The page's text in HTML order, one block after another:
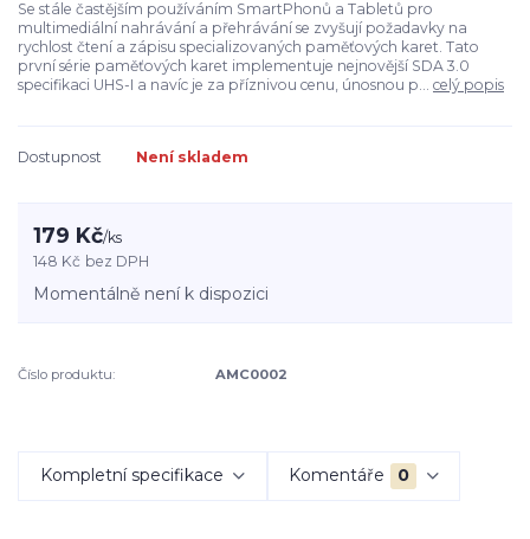
Se stále častějším používáním SmartPhonů a Tabletů pro
multimediální nahrávání a přehrávání se zvyšují požadavky na
rychlost čtení a zápisu specializovaných paměťových karet. Tato
první série paměťových karet implementuje nejnovější SDA 3.0
specifikaci UHS-I a navíc je za příznivou cenu, únosnou p... celý popis
Dostupnost Není skladem
179 Kč/ks
148 Kč bez DPH
Momentálně není k dispozici
Číslo produktu: AMC0002
Kompletní specifikace Komentáře 0